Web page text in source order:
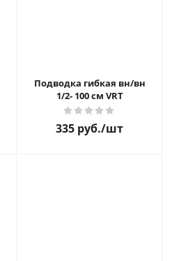
Подводка гибкая вн/вн
1/2- 100 см VRT
335 руб./шт